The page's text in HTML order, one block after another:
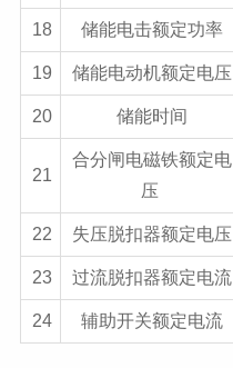
18 储能电击额定功率
19 储能电动机额定电压
20 储能时间
21
合分闸电磁铁额定电
压
22 失压脱扣器额定电压
23 过流脱扣器额定电流
24 辅助开关额定电流